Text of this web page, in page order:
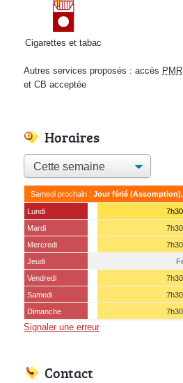
Cigarettes et tabac
Autres services proposés : accès PMR
et CB acceptée
Horaires
Samedi prochain : Jour férié
Lundi
Mardi
Mercredi
Jeudi
Vendredi
Samedi
(15 août)
Dimanche
Signaler une erreur
Contact